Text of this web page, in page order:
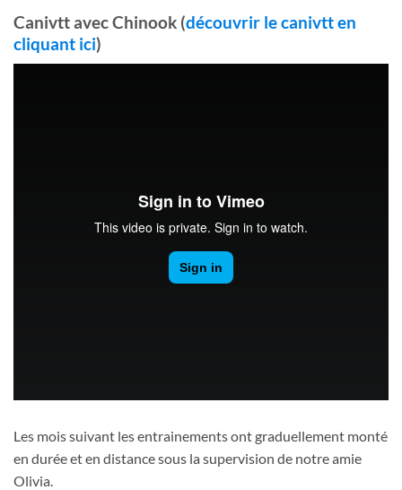
Canivtt avec Chinook (découvrir le canivtt en
cliquant ici)
Les mois suivant les entrainements ont graduellement monté
en durée et en distance sous la supervision de notre amie
Olivia.